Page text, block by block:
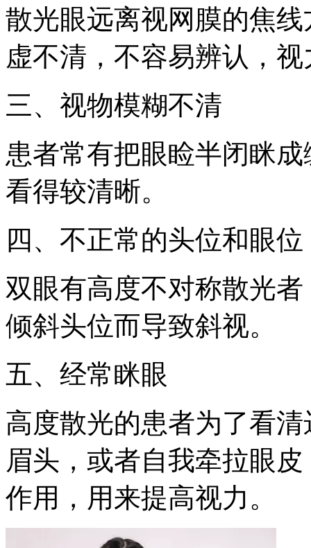
散光眼远离视网膜的焦
虚不清，不容易辨认，
三、视物模糊不清
患者常有把眼睑半闭眯
看得较清晰。
四、不正常的头位和眼位
双眼有高度不对称散光
倾斜头位而导致斜视。
五、经常眯眼
高度散光的患者为了看
眉头，或者自我牵拉眼
作用，用来提高视力。